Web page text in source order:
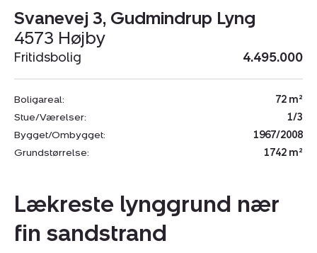
Svanevej 3, Gudmindrup Lyng
4573 Højby
Fritidsbolig 4.495.000
Boligareal:
72 m²
Stue/Værelser:
1/3
Bygget/Ombygget:
1967/2008
Grundstørrelse:
1742 m²
Lækreste lynggrund nær
fin sandstrand